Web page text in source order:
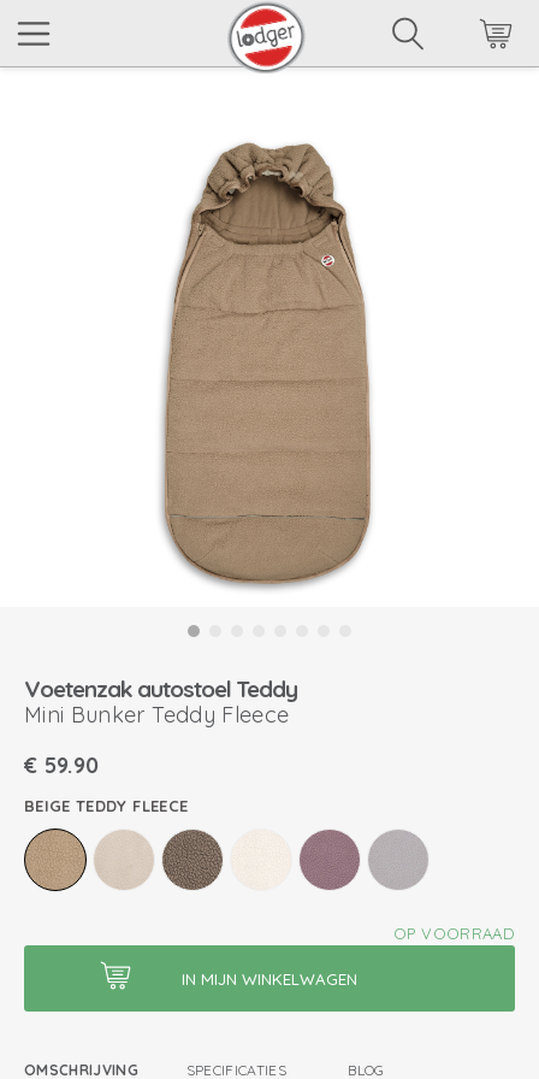
Voetenzak autostoel Teddy
Mini Bunker Teddy Fleece
€ 59.90
BEIGE TEDDY FLEECE
OP VOORRAAD
OMSCHRIJVING SPECIFICATIES BLOG